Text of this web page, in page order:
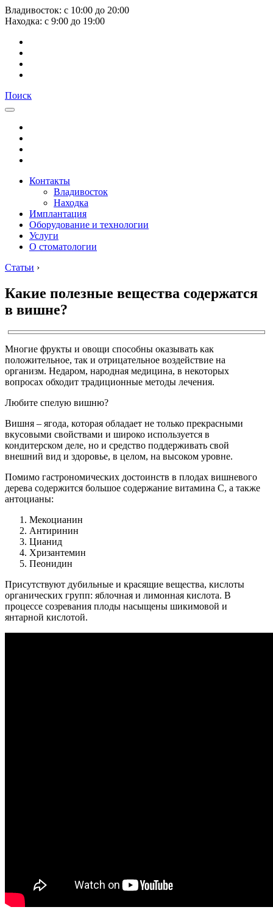
Владивосток: с 10:00 до 20:00
Находка: с 9:00 до 19:00
Поиск
Контакты
Владивосток
Находка
Имплантация
Оборудование и технологии
Услуги
О стоматологии
Статьи ›
Какие полезные вещества содержатся
в вишне?
Многие фрукты и овощи способны оказывать как
положительное, так и отрицательное воздействие на
организм. Недаром, народная медицина, в некоторых
вопросах обходит традиционные методы лечения.
Любите спелую вишню?
Вишня – ягода, которая обладает не только прекрасными
вкусовыми свойствами и широко используется в
кондитерском деле, но и средство поддерживать свой
внешний вид и здоровье, в целом, на высоком уровне.
Помимо гастрономических достоинств в плодах вишневого
дерева содержится большое содержание витамина С, а также
антоцианы:
Мекоцианин
Антиринин
Цианид
Хризантемин
Пеонидин
Присутствуют дубильные и красящие вещества, кислоты
органических групп: яблочная и лимонная кислота. В
процессе созревания плоды насыщены шикимовой и
янтарной кислотой.